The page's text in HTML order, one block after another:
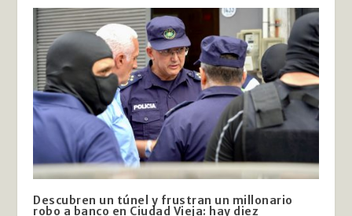
Descubren un túnel y frustran un millonario
robo a banco en Ciudad Vieja: hay diez